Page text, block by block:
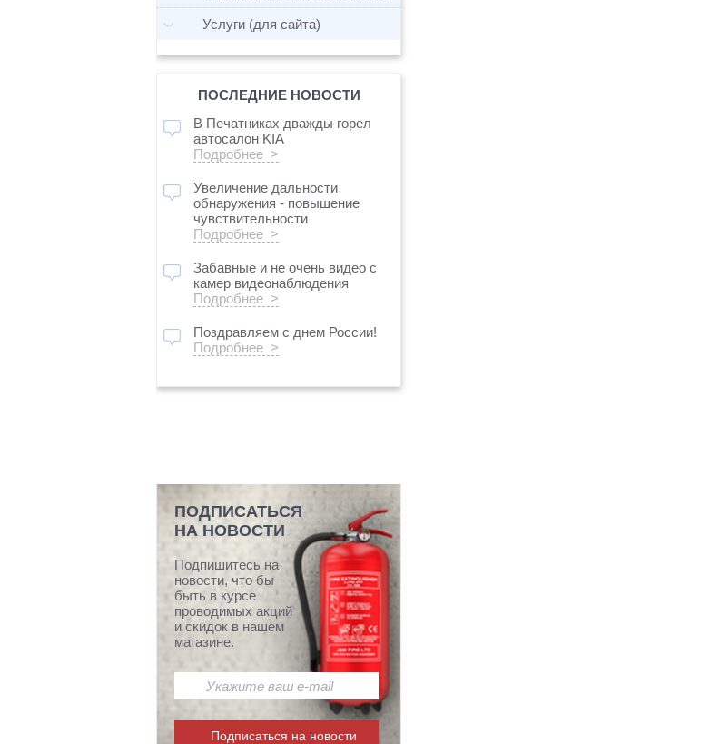
Услуги (для сайта)
ПОСЛЕДНИЕ НОВОСТИ
В Печатниках дважды горел
автосалон KIA
Подробнее >
Увеличение дальности
обнаружения - повышение
чувствительности
Подробнее >
Забавные и не очень видео с
камер видеонаблюдения
Подробнее >
Поздравляем с днем России!
Подробнее >
ПОДПИСАТЬСЯ
НА НОВОСТИ
Подпишитесь на
новости, что бы
быть в курсе
проводимых акций
и скидок в нашем
магазине.